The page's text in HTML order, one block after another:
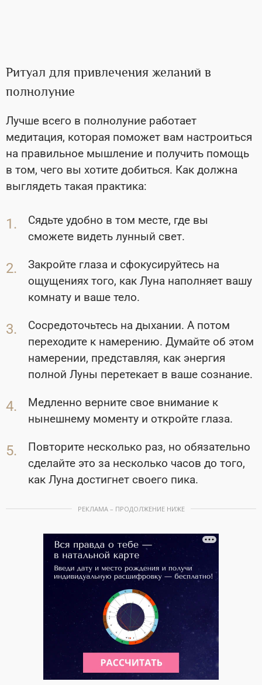
Ритуал для привлечения желаний в
полнолуние
Лучше всего в полнолуние работает
медитация, которая поможет вам настроиться
на правильное мышление и получить помощь
в том, чего вы хотите добиться. Как должна
выглядеть такая практика:
Сядьте удобно в том месте, где вы
сможете видеть лунный свет.
Закройте глаза и сфокусируйтесь на
ощущениях того, как Луна наполняет вашу
комнату и ваше тело.
Сосредоточьтесь на дыхании. А потом
переходите к намерению. Думайте об этом
намерении, представляя, как энергия
полной Луны перетекает в ваше сознание.
Медленно верните свое внимание к
нынешнему моменту и откройте глаза.
Повторите несколько раз, но обязательно
сделайте это за несколько часов до того,
как Луна достигнет своего пика.
РЕКЛАМА – ПРОДОЛЖЕНИЕ НИЖЕ